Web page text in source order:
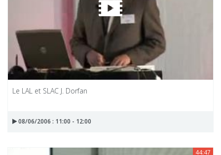
Le LAL et SLAC J. Dorfan
08/06/2006 : 11:00 - 12:00
44:47